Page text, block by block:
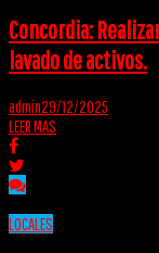
Concordia:
lavado de activos.
admin29/12/2025
LEER MAS
LOCALES